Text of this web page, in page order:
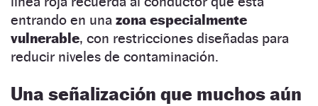
entrando en una zona especialmente
vulnerable, con restricciones diseñadas para
reducir niveles de contaminación.
Una señalización que muchos aún